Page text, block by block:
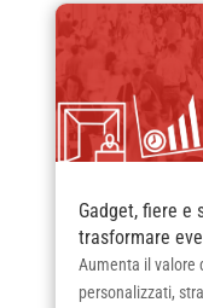
Gadget, fiere e
trasformare
Aumenta il valore
personalizzati,